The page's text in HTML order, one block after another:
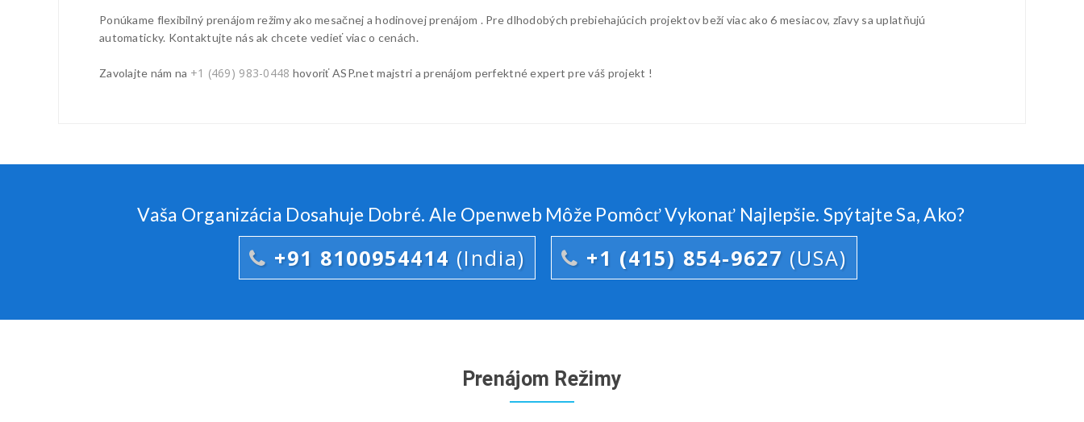
Ponúkame flexibilný prenájom režimy ako mesačnej a hodinovej prenájom . Pre dlhodobých prebiehajúcich projektov beží viac ako 6 mesiacov, zľavy sa uplatňujú
automaticky. Kontaktujte nás ak chcete vedieť viac o cenách.
Zavolajte nám na +1 (469) 983-0448 hovoriť ASP.net majstri a prenájom perfektné expert pre váš projekt !
Vaša Organizácia Dosahuje Dobré. Ale Openweb Môže Pomôcť Vykonať Najlepšie. Spýtajte Sa, Ako?
+91 8100954414 (India) +1 (415) 854-9627 (USA)
Prenájom Režimy